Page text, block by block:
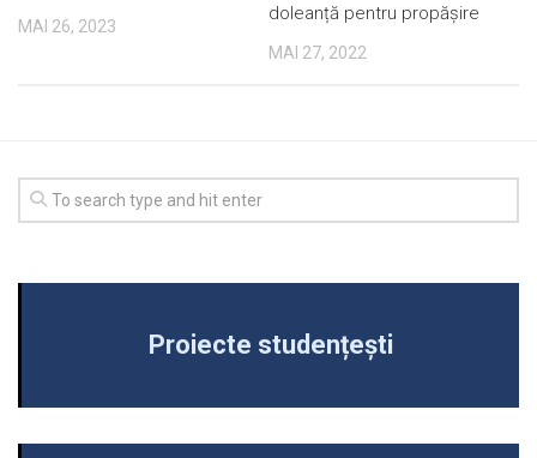
MAI 26, 2023
doleanță pentru propășire
MAI 27, 2022
Proiecte studențești